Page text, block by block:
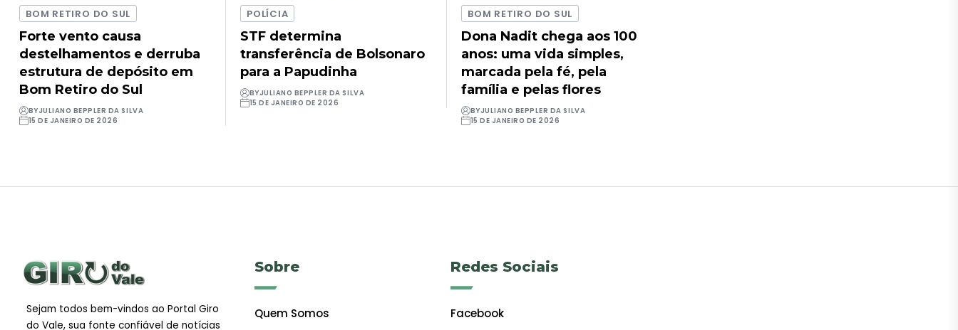
BOM RETIRO DO SUL
Forte vento causa
destelhamentos e derruba
estrutura de depósito em
Bom Retiro do Sul
BYJULIANO BEPPLER DA SILVA
15 DE JANEIRO DE 2026
POLÍCIA
STF determina
transferência de Bolsonaro
para a Papudinha
BYJULIANO BEPPLER DA SILVA
15 DE JANEIRO DE 2026
BOM RETIRO DO SUL
Dona Nadit chega aos 100
anos: uma vida simples,
marcada pela fé, pela
família e pelas flores
BYJULIANO BEPPLER DA SILVA
15 DE JANEIRO DE 2026
Sejam todos bem-vindos ao Portal Giro
do Vale, sua fonte confiável de notícias
Sobre
Quem Somos
Redes Sociais
Facebook